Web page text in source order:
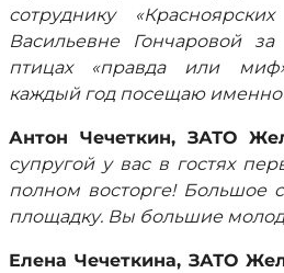
сотруднику
Васильевне Гончаровой
птицах «правда или
каждый год посещаю именно
Антон Чечеткин, ЗАТО
супругой у вас в гостях
полном восторге! Большое
площадку. Вы большие
Елена Чечеткина, ЗАТО